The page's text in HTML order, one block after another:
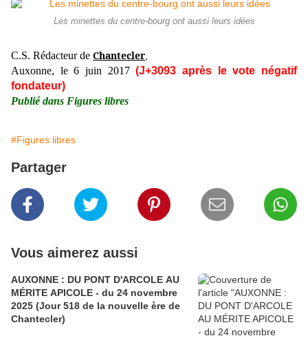
Les minettes du centre-bourg ont aussi leurs idées
C.S. Rédacteur de Chantecler
Auxonne, le 6 juin 2017 (J+3093 après le vote négatif
fondateur)
Publié dans Figures libres
#Figures libres
Partager
Vous aimerez aussi
AUXONNE : DU PONT D'ARCOLE AU
MÉRITE APICOLE - du 24 novembre
2025 (Jour 518 de la nouvelle ère de
Chantecler)